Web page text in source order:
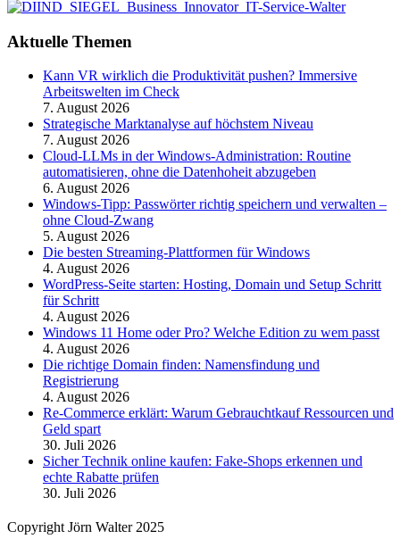
Aktuelle Themen
Kann VR wirklich die Produktivität pushen? Immersive
Arbeitswelten im Check
7. August 2026
Strategische Marktanalyse auf höchstem Niveau
7. August 2026
Cloud-LLMs in der Windows-Administration: Routine
automatisieren, ohne die Datenhoheit abzugeben
6. August 2026
Windows-Tipp: Passwörter richtig speichern und verwalten –
ohne Cloud-Zwang
5. August 2026
Die besten Streaming-Plattformen für Windows
4. August 2026
WordPress-Seite starten: Hosting, Domain und Setup Schritt
für Schritt
4. August 2026
Windows 11 Home oder Pro? Welche Edition zu wem passt
4. August 2026
Die richtige Domain finden: Namensfindung und
Registrierung
4. August 2026
Re-Commerce erklärt: Warum Gebrauchtkauf Ressourcen und
Geld spart
30. Juli 2026
Sicher Technik online kaufen: Fake-Shops erkennen und
echte Rabatte prüfen
30. Juli 2026
Copyright Jörn Walter 2025